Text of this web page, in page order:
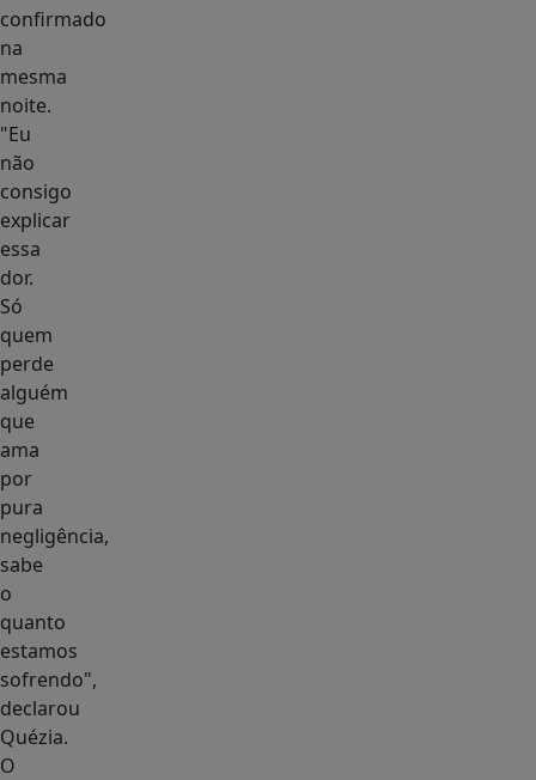
confirmado
na
mesma
noite.
"Eu
não
consigo
explicar
essa
dor.
Só
quem
perde
alguém
que
ama
por
pura
negligência,
sabe
o
quanto
estamos
sofrendo",
declarou
Quézia.
O